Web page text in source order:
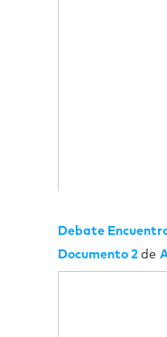
Debate
Documento 2 de